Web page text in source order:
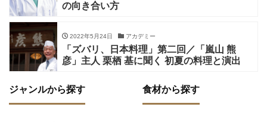
の向き合い方
2022年5月24日 アカデミー
「ズバリ、日本料理」第二回／「嵐山 熊
彦」主人 栗栖 基に聞く 初夏の料理と演出
ジャンルから探す 食材から探す